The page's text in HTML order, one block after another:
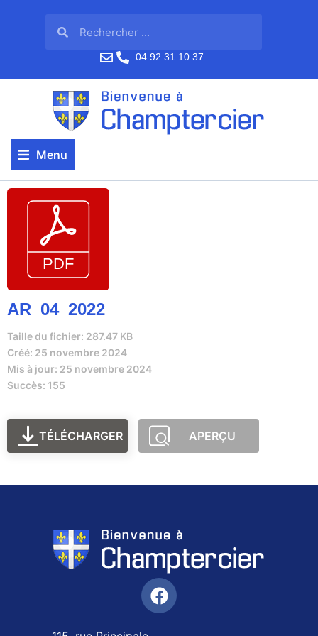
04 92 31 10 37
Menu
AR_04_2022
Taille du fichier: 287.47 KB
Créé: 25 novembre 2024
Mis à jour: 25 novembre 2024
Succès: 155
TÉLÉCHARGER APERÇU